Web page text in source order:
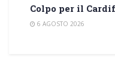
Colpo per il
6 AGOSTO 2026